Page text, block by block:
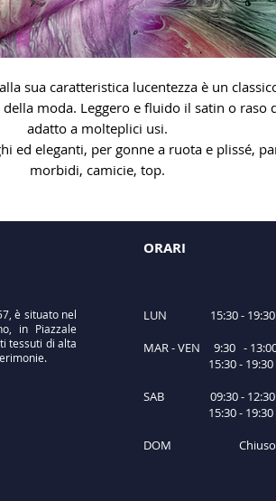
sua caratteristica lucentezza è un
moda. Leggero e fluido il satin o raso
adatto a molteplici usi.
ed eleganti, per gonne a ruota e plissé,
morbidi, camicie, top.
è situato nel
in Piazzale
tessuti di alta
ORARI
LUN 15:30 - 19:30
MAR - VEN 9:30 -
15:30 - 19:30
SAB 09:30 - 12:30
15:30 - 19:30
DOM Chiuso